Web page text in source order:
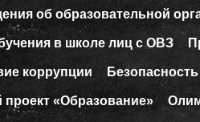
об образовательной
в школе лиц с ОВЗ
коррупции Безопасность
«Образование»